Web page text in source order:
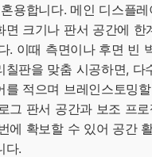
용합니다. 메인 디스플레
면 크기나 판서 공간에 한
. 이때 측면이나 후면 빈
칠판을 맞춤 시공하면, 다
를 적으며 브레인스토밍
그 판서 공간과 보조 프로
에 확보할 수 있어 공간
다.